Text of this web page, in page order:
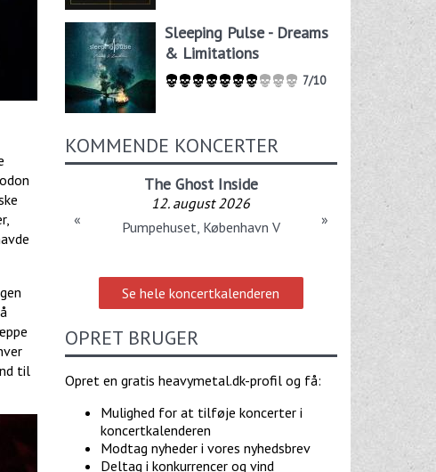
til
Sleeping Pulse - Dreams
& Limitations
7/10
KOMMENDE KONCERTER
The Ghost Inside
12. august 2026
Pumpehuset, København V
« »
Se hele koncertkalenderen
OPRET BRUGER
Opret en gratis heavymetal.dk-profil og få:
Mulighed for at tilføje koncerter i
koncertkalenderen
Modtag nyheder i vores nyhedsbrev
Deltag i konkurrencer og vind